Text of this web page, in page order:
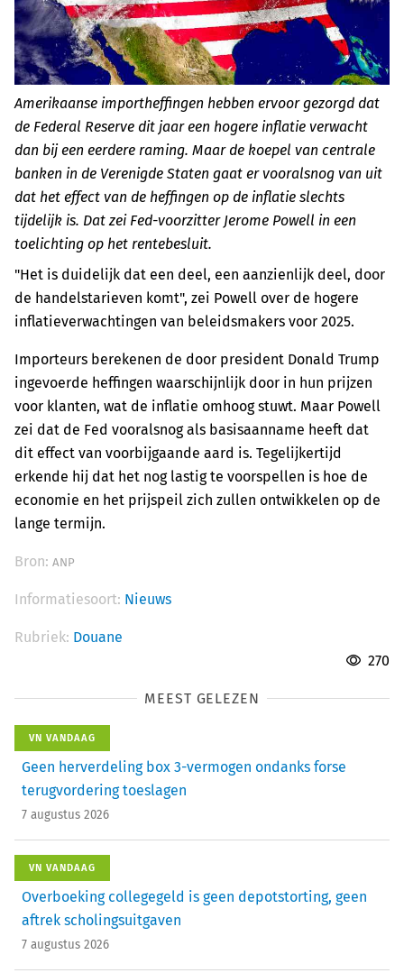
Amerikaanse importheffingen hebben ervoor gezorgd dat
de Federal Reserve dit jaar een hogere inflatie verwacht
dan bij een eerdere raming. Maar de koepel van centrale
banken in de Verenigde Staten gaat er vooralsnog van uit
dat het effect van de heffingen op de inflatie slechts
tijdelijk is. Dat zei Fed-voorzitter Jerome Powell in een
toelichting op het rentebesluit.
"Het is duidelijk dat een deel, een aanzienlijk deel, door
de handelstarieven komt", zei Powell over de hogere
inflatieverwachtingen van beleidsmakers voor 2025.
Importeurs berekenen de door president Donald Trump
ingevoerde heffingen waarschijnlijk door in hun prijzen
voor klanten, wat de inflatie omhoog stuwt. Maar Powell
zei dat de Fed vooralsnog als basisaanname heeft dat
dit effect van voorbijgaande aard is. Tegelijkertijd
erkende hij dat het nog lastig te voorspellen is hoe de
economie en het prijspeil zich zullen ontwikkelen op de
lange termijn.
Bron: ANP
Informatiesoort: Nieuws
Rubriek: Douane
270
MEEST GELEZEN
VN VANDAAG
Geen herverdeling box 3-vermogen ondanks forse
terugvordering toeslagen
7 augustus 2026
VN VANDAAG
Overboeking collegegeld is geen depotstorting, geen
aftrek scholingsuitgaven
7 augustus 2026